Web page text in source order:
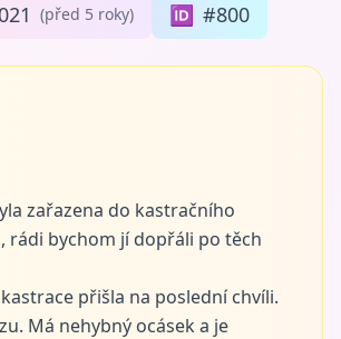
(před 5 roky) 🆔 #800
zařazena do kastračního
rádi bychom jí dopřáli po těch
přišla na poslední chvíli.
Má nehybný ocásek a je